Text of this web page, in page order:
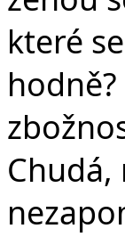
které
Chudá,